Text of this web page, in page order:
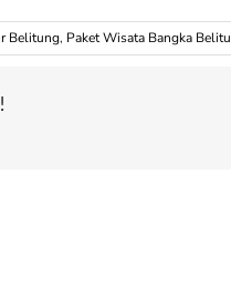
Belitung, Paket Wisata Bangka